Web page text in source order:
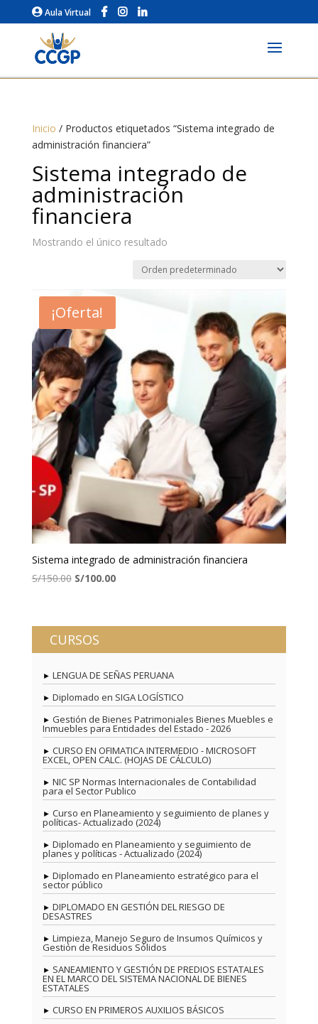
Aula Virtual
Inicio / Productos etiquetados “Sistema integrado de
administración financiera”
Sistema integrado de
administración
financiera
Mostrando el único resultado
¡Oferta!
Sistema integrado de administración financiera
S/150.00 El
era:
S/150.00.
S/100.00El
es:
CURSOS
LENGUA DE SEÑAS PERUANA
Diplomado en SIGA LOGÍSTICO
Gestión de Bienes Patrimoniales Bienes Muebles e
Inmuebles para Entidades del Estado - 2026
CURSO EN OFIMATICA INTERMEDIO - MICROSOFT
EXCEL, OPEN CALC. (HOJAS DE CÁLCULO)
NIC SP Normas Internacionales de Contabilidad
para el Sector Publico
Curso en Planeamiento y seguimiento de planes y
políticas- Actualizado (2024)
Diplomado en Planeamiento y seguimiento de
planes y políticas - Actualizado (2024)
Diplomado en Planeamiento estratégico para el
sector público
DIPLOMADO EN GESTIÓN DEL RIESGO DE
DESASTRES
Limpieza, Manejo Seguro de Insumos Químicos y
Gestión de Residuos Sólidos
SANEAMIENTO Y GESTIÓN DE PREDIOS ESTATALES
EN EL MARCO DEL SISTEMA NACIONAL DE BIENES
ESTATALES
CURSO EN PRIMEROS AUXILIOS BÁSICOS